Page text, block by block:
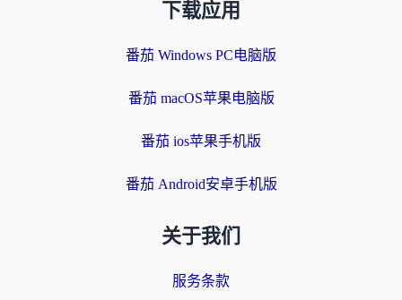
下载应用
番茄 Windows PC电脑版
番茄 macOS苹果电脑版
番茄 ios苹果手机版
番茄 Android安卓手机版
关于我们
服务条款